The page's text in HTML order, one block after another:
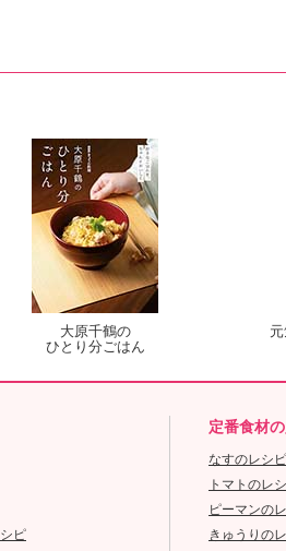
大原千鶴の
ひとり分ごはん
ピ
定番食材
なすのレシピ
トマトのレ
ピーマンの
きゅうりの